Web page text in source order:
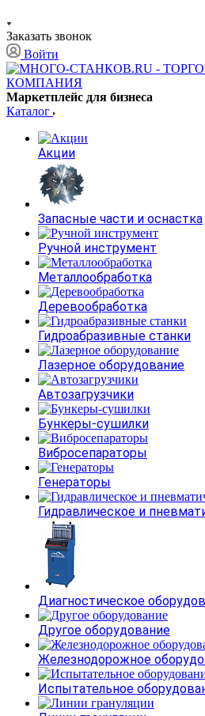
Заказать звонок
Войти
Маркетплейс для бизнеса
Каталог
Акции
Запасные части и оснастка
Ручной инструмент
Металлообработка
Деревообработка
Гидроабразивные станки
Лазерное оборудование
Автозагрузчики
Бункеры-сушилки
Вибросепараторы
Генераторы
Гидравлическое и
Диагностическое
Другое оборудование
Железнодорожное
Испытательное